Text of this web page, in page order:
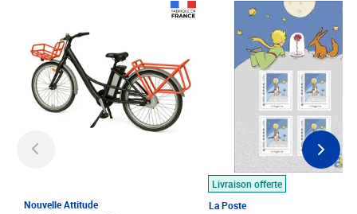
Nouvelle Attitude
Livraison offerte
La Poste
Prix 7,50€